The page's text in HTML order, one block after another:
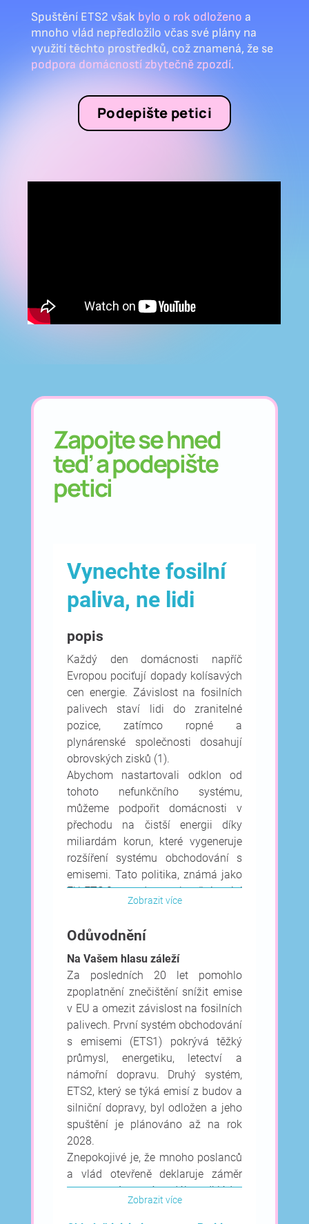
Spuštění ETS2 však bylo o rok odloženo a
mnoho vlád nepředložilo včas své plány na
využití těchto prostředků, což znamená, že se
podpora domácností zbytečně zpozdí.
Podepište petici
Zapojte se hned
teď a podepište
petici